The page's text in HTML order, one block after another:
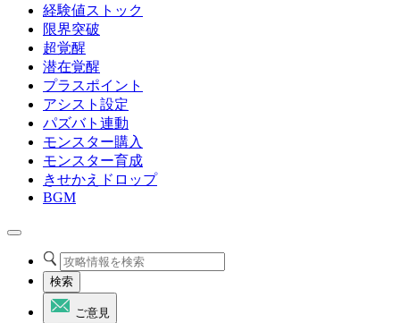
経験値ストック
限界突破
超覚醒
潜在覚醒
プラスポイント
アシスト設定
パズバト連動
モンスター購入
モンスター育成
きせかえドロップ
BGM
検索
ご意見